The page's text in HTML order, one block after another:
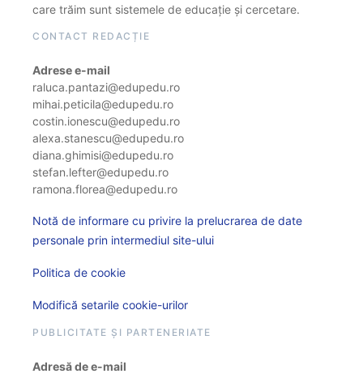
care trăim sunt sistemele de educație și cercetare.
CONTACT REDACȚIE
Adrese e-mail
raluca.pantazi@edupedu.ro
mihai.peticila@edupedu.ro
costin.ionescu@edupedu.ro
alexa.stanescu@edupedu.ro
diana.ghimisi@edupedu.ro
stefan.lefter@edupedu.ro
ramona.florea@edupedu.ro
Notă de informare cu privire la prelucrarea de date
personale prin intermediul site-ului
Politica de cookie
Modifică setarile cookie-urilor
PUBLICITATE ȘI PARTENERIATE
Adresă de e-mail